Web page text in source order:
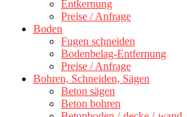
Entkernung
Preise / Anfrage
Boden
Fugen schneiden
Bodenbelag-Entfernung
Preise / Anfrage
Bohren, Schneiden, Sägen
Beton sägen
Beton bohren